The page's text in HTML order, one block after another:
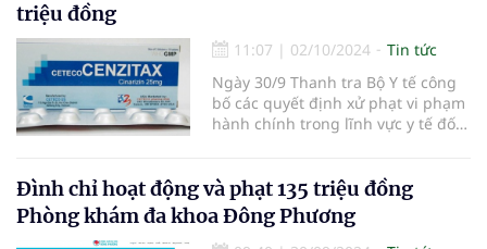
triệu đồng
11:07 | 02/10/2024
Tin tức
Ngày 30/9 Thanh tra Bộ Y tế công
bố các quyết định xử phạt vi phạm
hành chính trong lĩnh vực y tế đối
115 Ngô Gia Tự, phường Hải Châu
1, quận Hải Châu, TP Đà Nẵng.
Đình chỉ hoạt động và phạt 135 triệu đồng
Phòng khám đa khoa Đông Phương